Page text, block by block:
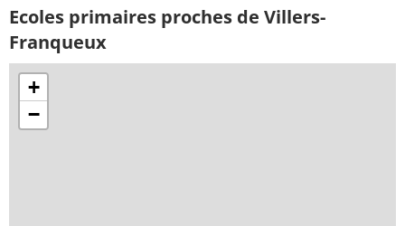
Ecoles primaires proches de Villers-
Franqueux
+
−